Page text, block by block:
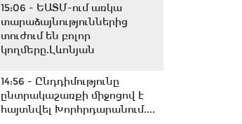
15:06 - ԵԱՏՄ-ում առկա
տարաձայնություններից
տուժում են բոլոր
կողմերը.Լևոնյան
14:56 - Ընդդիմությունը
ընտրակաշառքի միջոցով է
հայտնվել Խորհրդարանում....